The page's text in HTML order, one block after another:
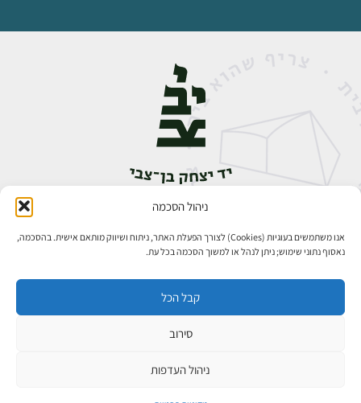
ניהול הסכמה
אנו משתמשים בעוגיות (Cookies) לצורך הפעלת האתר, ניתוח ושיווק מותאם אישית. בהסכמה,
נאסוף נתוני שימוש; ניתן לנהל או למשוך הסכמה בכל עת.
קבל הכל
סירוב
ניהול העדפות
אבן גבירול 14, רחביה, ירושלים
פיתוח אתרים